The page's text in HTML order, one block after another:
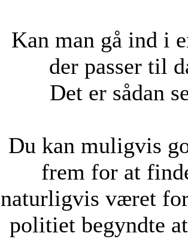
Kan man gå ind i
der passer til
Det er sådan
Du kan muligvis
frem for at
naturligvis været
politiet begyndte